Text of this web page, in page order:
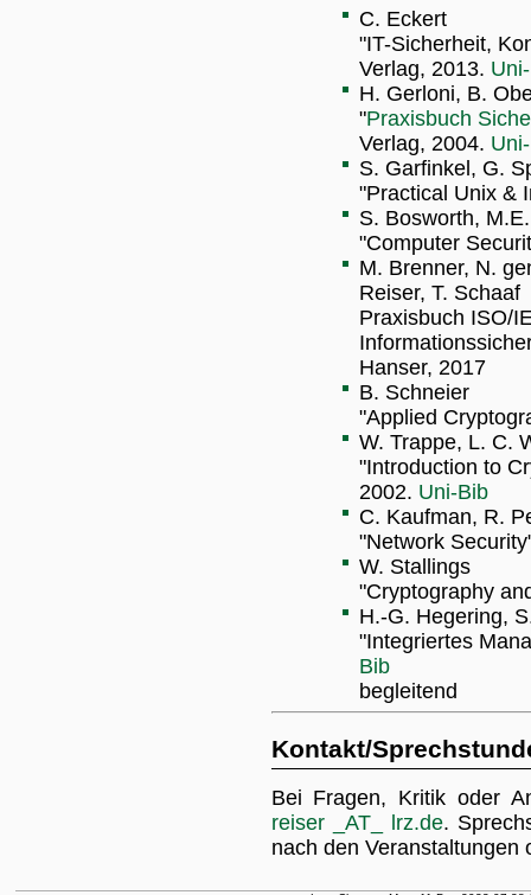
C. Eckert
"IT-Sicherheit,
Verlag, 2013.
H. Gerloni, B.
"Praxisbuch
Verlag, 2004.
S. Garfinkel, G.
"Practical Unix &
S. Bosworth,
"Computer
M. Brenner, N.
Reiser, T. Schaaf
Praxisbuch ISO/
Hanser, 2017
B. Schneier
"Applied
W. Trappe, L. C.
"Introduction to
2002. Uni-Bib
C. Kaufman, R.
"Network
W. Stallings
"Cryptography
H.-G. Hegering,
"Integriertes
Bib
begleitend
Kontakt/
Bei Fragen, Kritik oder
reiser _AT_ lrz.de.
nach den Veranstaltungen